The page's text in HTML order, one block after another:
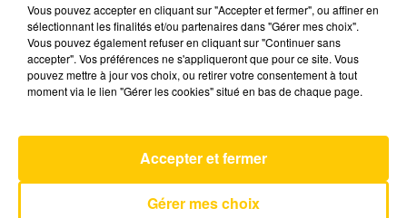
NATASHA ST-PIER & PASCAL OBISPO
AVEYRON NORD
Vous pouvez accepter en cliquant sur "Accepter et fermer", ou affiner en
sélectionnant les finalités et/ou partenaires dans "Gérer mes choix".
Vous pouvez également refuser en cliquant sur "Continuer sans
accepter". Vos préférences ne s'appliqueront que pour ce site. Vous
pouvez mettre à jour vos choix, ou retirer votre consentement à tout
moment via le lien "Gérer les cookies" situé en bas de chaque page.
Gérer mes choix
Accepter et fermer